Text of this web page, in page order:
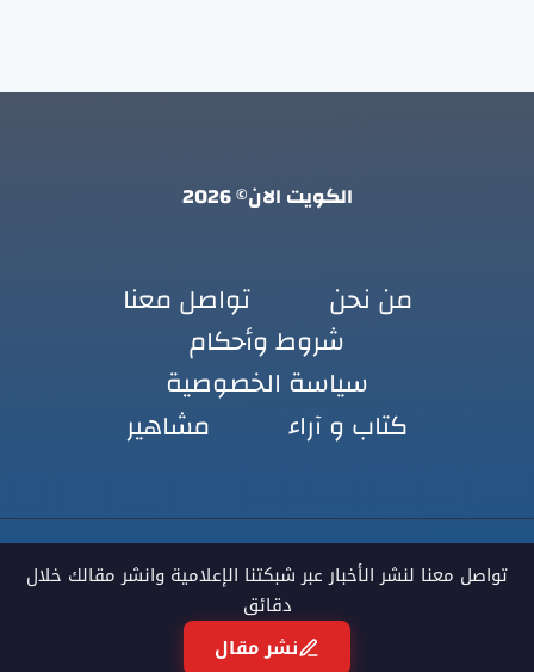
الكويت الان© 2026
من نحن
تواصل معنا
شروط وأحكام
سياسة الخصوصية
كتاب و آراء
مشاهير
تواصل معنا لنشر الأخبار عبر شبكتنا الإعلامية وانشر مقالك خلال
دقائق
نشر مقال